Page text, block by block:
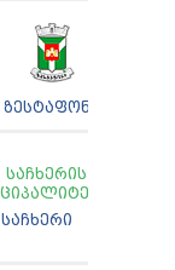
ᲖᲔᲡᲢᲐᲤᲝᲜᲘ
ᲡᲐᲩᲮᲔᲠᲘ